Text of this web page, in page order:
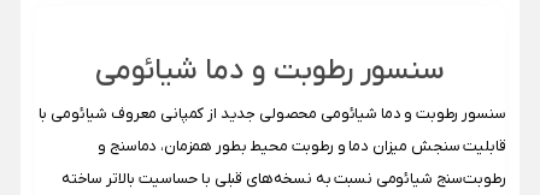
سنسور رطوبت و دما شیائومی
سنسور رطوبت و دما شیائومی محصولی جدید از کمپانی معروف شیائومی با
قابلیت سنجش میزان دما و رطوبت محیط بطور همزمان، دماسنج و
رطوبت‌سنج شیائومی نسبت به نسخه‌های قبلی با حساسیت بالاتر ساخته